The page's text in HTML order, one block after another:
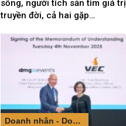
sống, người tích sản tìm giá trị
truyền đời, cả hai gặp…
Doanh nhân - Doanh nghiệp